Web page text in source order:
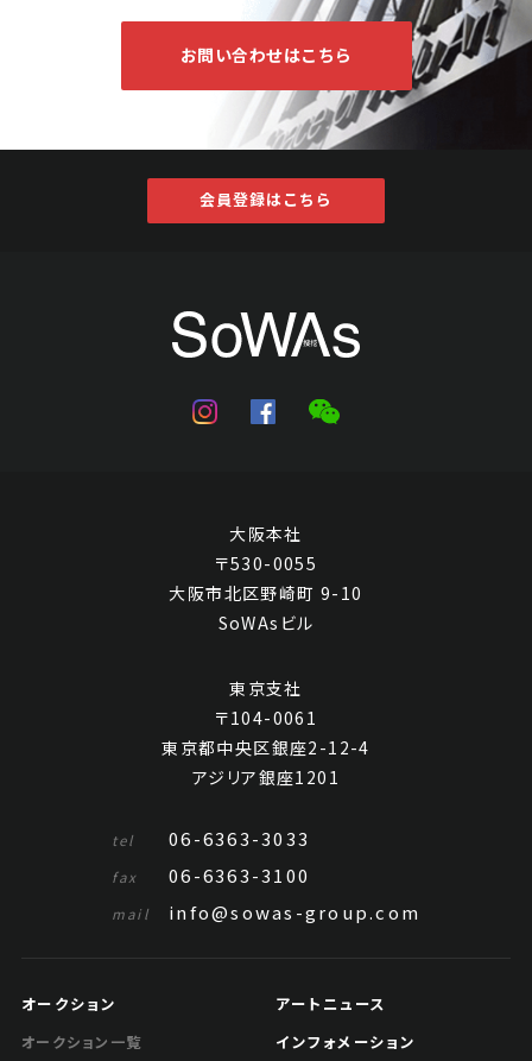
お問い合わせはこちら
会員登録はこちら
大阪本社
〒530-0055
大阪市北区野崎町 9-10
SoWAsビル
東京支社
〒104-0061
東京都中央区銀座2-12-4
アジリア銀座1201
tel 06-6363-3033
fax 06-6363-3100
mail info@sowas-group.com
オークション
オークション一覧
アートニュース
インフォメーション